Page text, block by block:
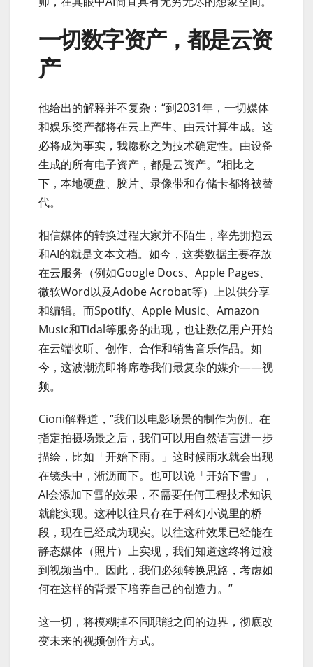
一切数字资产，都是云资
产
他给出的解释并不复杂：“到2031年，一切媒体
和娱乐资产都将在云上产生、由云计算生成。这
必将成为事实，我愿称之为技术确定性。由设备
生成的所有电子资产，都是云资产。”相比之
下，本地硬盘、胶片、录像带和存储卡都将被替
代。
相信媒体的转换过程大家并不陌生，率先拥抱云
和AI的就是文本文档。如今，这类数据主要存放
在云服务（例如Google Docs、Apple Pages、
微软Word以及Adobe Acrobat等）上以供分享
和编辑。而Spotify、Apple Music、Amazon
Music和Tidal等服务的出现，也让数亿用户开始
在云端收听、创作、合作和销售音乐作品。如
今，这波潮流即将席卷我们最复杂的媒介——视
频。
Cioni解释道，“我们以电影场景的制作为例。在
指定拍摄场景之后，我们可以用自然语言进一步
描绘，比如「开始下雨。」这时候雨水就会出现
在镜头中，淅沥而下。也可以说「开始下雪」，
AI会添加下雪的效果，不需要任何工程技术知识
就能实现。这种以往只存在于科幻小说里的桥
段，现在已经成为现实。以往这种效果已经能在
静态媒体（照片）上实现，我们知道这终将过渡
到视频当中。因此，我们必须转换思路，考虑如
何在这样的背景下培养自己的创造力。”
这一切，将模糊掉不同职能之间的边界，彻底改
变未来的视频创作方式。